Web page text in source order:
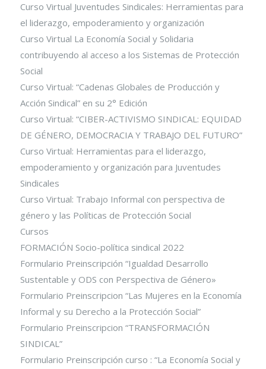
Curso Virtual Juventudes Sindicales: Herramientas para
el liderazgo, empoderamiento y organización
Curso Virtual La Economía Social y Solidaria
contribuyendo al acceso a los Sistemas de Protección
Social
Curso Virtual: “Cadenas Globales de Producción y
Acción Sindical” en su 2° Edición
Curso Virtual: “CIBER-ACTIVISMO SINDICAL: EQUIDAD
DE GÉNERO, DEMOCRACIA Y TRABAJO DEL FUTURO”
Curso Virtual: Herramientas para el liderazgo,
empoderamiento y organización para Juventudes
Sindicales
Curso Virtual: Trabajo Informal con perspectiva de
género y las Políticas de Protección Social
Cursos
FORMACIÓN Socio-política sindical 2022
Formulario Preinscripción “Igualdad Desarrollo
Sustentable y ODS con Perspectiva de Género»
Formulario Preinscripcion “Las Mujeres en la Economía
Informal y su Derecho a la Protección Social”
Formulario Preinscripcion “TRANSFORMACIÓN
SINDICAL”
Formulario Preinscripción curso : “La Economía Social y